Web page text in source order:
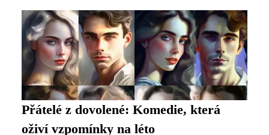
Přátelé z dovolené: Komedie, která
oživí vzpomínky na léto